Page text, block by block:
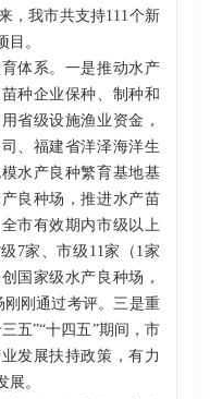
，我市共支持111个新
目。
体系。一是推动水产
种企业保种、制种和
省级设施渔业资金，
、福建省洋泽海洋生
水产良种繁育基地基
良种场，推进水产苗
市有效期内市级以上
7家、市级11家（1家
国家级水产良种场，
刚刚通过考评。三是重
五”“十四五”期间，市
发展扶持政策，有力
展。